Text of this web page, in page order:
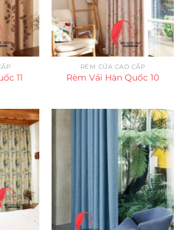
11
RÈM CỬA CAO CẤP
Rèm Vải Hàn Quốc 10